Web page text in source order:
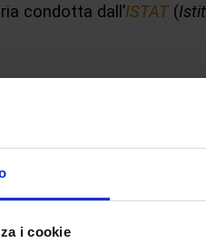
i cookie
condotta dall’ISTAT(